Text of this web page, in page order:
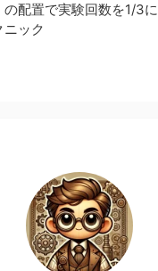
の配置で実験回数を1/3に
ック